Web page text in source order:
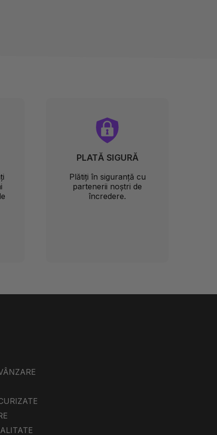
PLATĂ SIGURĂ
Plătiți în siguranță cu
partenerii noștri de
încredere.